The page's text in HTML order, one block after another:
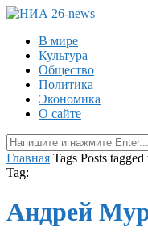
В мире
Культура
Общество
Политика
Экономика
О сайте
Главная Tags Posts
Tag:
Андрей